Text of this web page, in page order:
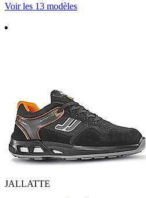
Voir les 13 modèles
JALLATTE